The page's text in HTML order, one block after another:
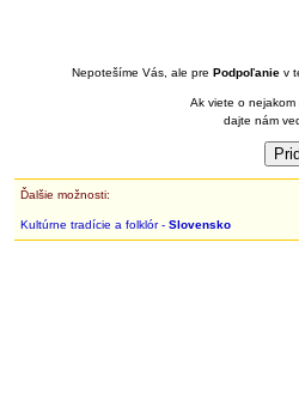
Nepotešíme Vás, ale pre Podpoľanie v
Ak viete o
dajte nám
Ďalšie možnosti:
Kultúrne tradície a folklór - Slovensko